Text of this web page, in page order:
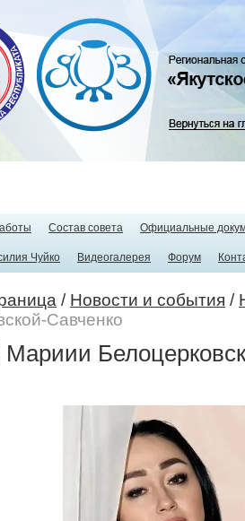
Состав совета Официальные
Чуйко Видеогалерея Форум
/ Новости и события /
Савченко